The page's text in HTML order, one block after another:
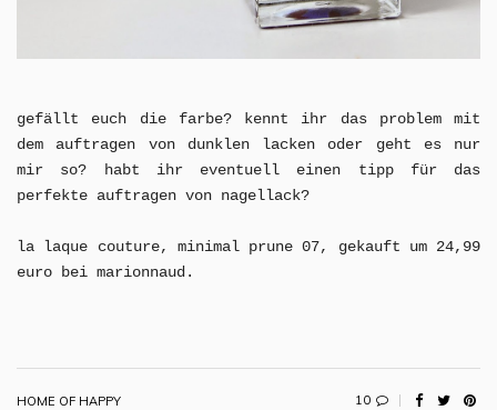
gefällt euch die farbe? kennt ihr das problem mit
dem auftragen von dunklen lacken oder geht es nur
mir so? habt ihr eventuell einen tipp für das
perfekte auftragen von nagellack?
la laque couture, minimal prune 07, gekauft um 24,99
euro bei marionnaud.
HOME OF HAPPY 10